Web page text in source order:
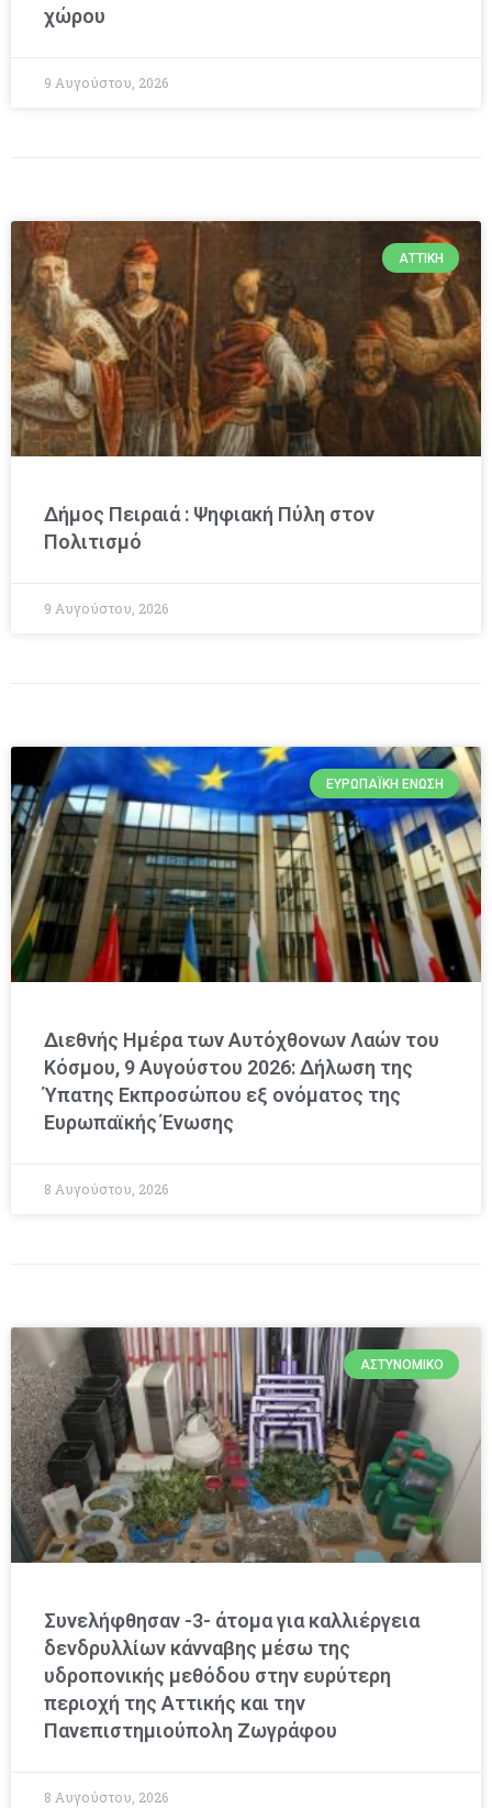
χώρου
9 Αυγούστου, 2026
ΑΤΤΙΚΉ
Δήμος Πειραιά : Ψηφιακή Πύλη στον
Πολιτισμό
9 Αυγούστου, 2026
ΕΥΡΩΠΑΪΚΉ ΈΝΩΣΗ
Διεθνής Ημέρα των Αυτόχθονων Λαών του
Κόσμου, 9 Αυγούστου 2026: Δήλωση της
Ύπατης Εκπροσώπου εξ ονόματος της
Ευρωπαϊκής Ένωσης
8 Αυγούστου, 2026
ΑΣΤΥΝΟΜΙΚΌ
Συνελήφθησαν -3- άτομα για καλλιέργεια
δενδρυλλίων κάνναβης μέσω της
υδροπονικής μεθόδου στην ευρύτερη
περιοχή της Αττικής και την
Πανεπιστημιούπολη Ζωγράφου
8 Αυγούστου, 2026